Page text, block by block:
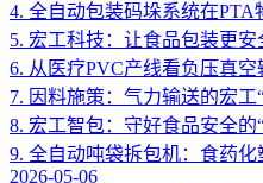
4. 全自动包装码垛系统在PTA
5. 宏工科技：让食品包装更
6. 从医疗PVC产线看负压真空
7. 因料施策：气力输送的宏工
8. 宏工智包：守好食品安全的
9. 全自动吨袋拆包机：食药
2026-05-06